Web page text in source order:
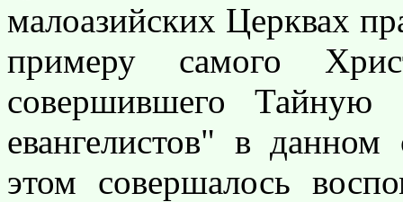
малоазийских Церквах
примеру самого
совершившего
евангелистов" в
этом совершалось